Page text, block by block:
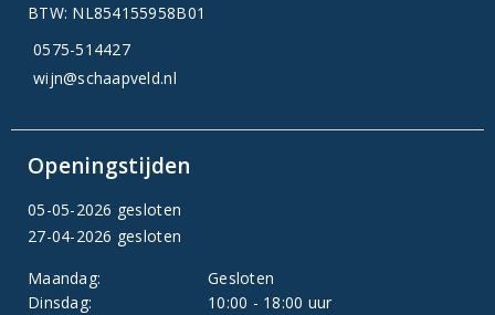
BTW: NL854155958B01
0575-514427
wijn@schaapveld.nl
Openingstijden
05-05-2026 gesloten
27-04-2026 gesloten
Maandag:
Gesloten
Dinsdag:
10:00 - 18:00 uur